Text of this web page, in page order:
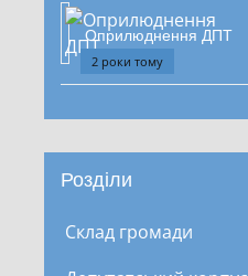
Оприлюднення ДПТ
2 роки тому
Розділи
Склад громади